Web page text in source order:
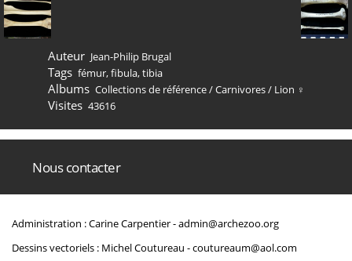
Auteur Jean-Philip Brugal
Tags fémur,fibula,tibia
Albums Collections de référence/Carnivores/ Lion ♀
Visites 43616
Nous contacter
Administration : Carine Carpentier -admin@archezoo.org
Dessins vectoriels : Michel Coutureau -coutureaum@aol.com